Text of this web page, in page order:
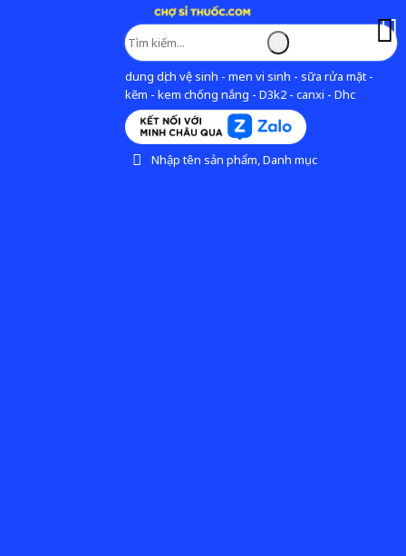
dung dịch vệ sinh - men vi sinh - sữa rửa mặt -
kẽm - kem chống nắng - D3k2 - canxi - Dhc
Nhập tên sản phẩm, Danh mục